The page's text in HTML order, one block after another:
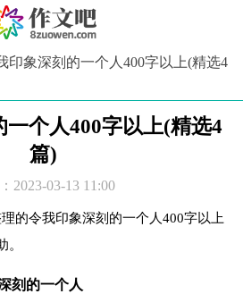
印象深刻的一个人400字以上(精选4
个人400字以上(精选4
篇)
2023-03-13 11:00
令我印象深刻的一个人400字以上
。
的一个人
8zuowen.com）